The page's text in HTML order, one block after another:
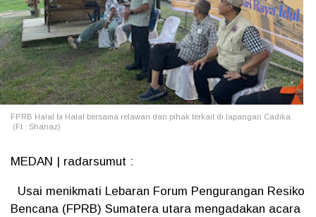
FPRB Halal bi Halal bersama relawan dan pihak terkait di lapangan Cadika.
(Ft : Shanaz)
MEDAN | radarsumut :
Usai menikmati Lebaran Forum Pengurangan Resiko
Bencana (FPRB) Sumatera utara mengadakan acara